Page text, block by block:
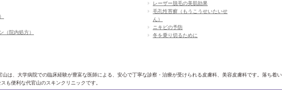
（院内処方）
レーザー脱毛の美肌効果
毛孔性苔癬（もうこうせいたいせ
ん）
ニキビの予防
冬を乗り切るために
山は、大学病院での臨床経験が豊富な医師による、安心で丁寧な診察・治療が受けられる皮膚科、美容皮膚科です。落ち着
も便利な代官山のスキンクリニックです。